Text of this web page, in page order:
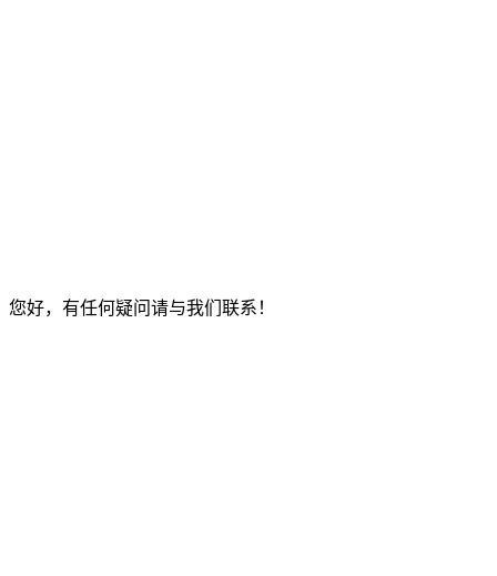
您好，有任何疑问请与我们联系！